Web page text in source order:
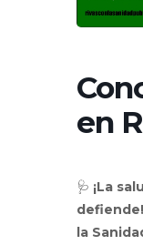
en
🩺 ¡La
defiende!
la